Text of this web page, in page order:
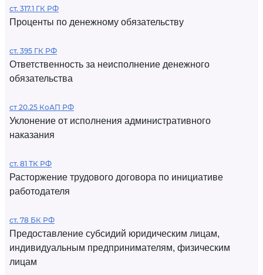
ст. 317.1 ГК РФ
Проценты по денежному обязательству
ст. 395 ГК РФ
Ответственность за неисполнение денежного
обязательства
ст 20.25 КоАП РФ
Уклонение от исполнения административного
наказания
ст. 81 ТК РФ
Расторжение трудового договора по инициативе
работодателя
ст. 78 БК РФ
Предоставление субсидий юридическим лицам,
индивидуальным предпринимателям, физическим
лицам